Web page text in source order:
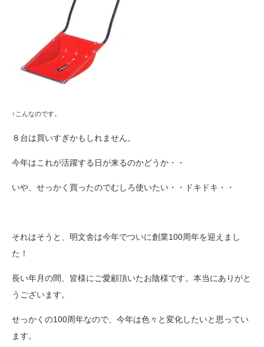
↑こんなのです。
８台は買いすぎかもしれません。
今年はこれが活躍する日が来るのかどうか・・
いや、せっかく買ったのでむしろ使いたい・・ドキドキ・・
それはそうと、明文舎は今年でついに創業100周年を迎えまし
た！
長い年月の間、皆様にご愛顧頂いたお陰様です。本当にありがと
うございます。
せっかくの100周年なので、今年は色々と変化したいと思ってい
ます。